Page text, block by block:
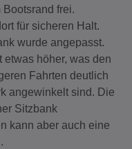
frei.
für sicheren Halt.
wurde angepasst.
höher, was den
Fahrten deutlich
angewinkelt sind. Die
Sitzbank
kann aber auch eine